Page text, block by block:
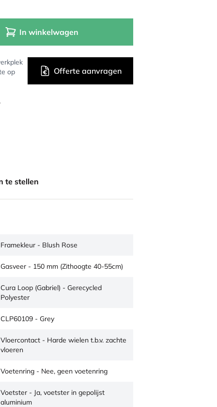
In winkelwagen
op
Offerte aanvragen
te stellen
Framekleur - Blush Rose
Gasveer - 150 mm (Zithoogte 40-55cm)
Cura Loop (Gabriel) - Gerecycled
Polyester
CLP60109 - Grey
Vloercontact - Harde wielen t.b.v. zachte
vloeren
Voetenring - Nee, geen voetenring
Voetster - Ja, voetster in gepolijst
aluminium